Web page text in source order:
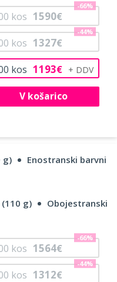
kos 1193€
kos 1327€
-44%
kos 1590€
-66%
V košarico
g)
Enostranski barvni
g)
Obojestranski
kos 1312€
-44%
kos 1564€
-66%